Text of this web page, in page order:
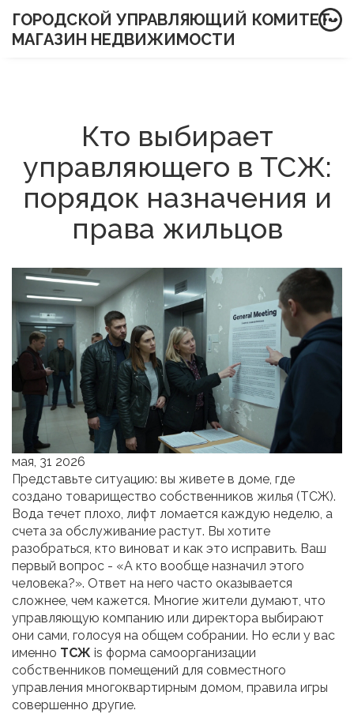
ГОРОДСКОЙ УПРАВЛЯЮЩИЙ КОМИТЕТ-
МАГАЗИН НЕДВИЖИМОСТИ
Кто выбирает
управляющего в ТСЖ:
порядок назначения и
права жильцов
мая, 31 2026
Представьте ситуацию: вы живете в доме, где
создано товарищество собственников жилья (ТСЖ).
Вода течет плохо, лифт ломается каждую неделю, а
счета за обслуживание растут. Вы хотите
разобраться, кто виноват и как это исправить. Ваш
первый вопрос - «А кто вообще назначил этого
человека?». Ответ на него часто оказывается
сложнее, чем кажется. Многие жители думают, что
управляющую компанию или директора выбирают
они сами, голосуя на общем собрании. Но если у вас
именно ТСЖ is форма самоорганизации
собственников помещений для совместного
управления многоквартирным домом, правила игры
совершенно другие.